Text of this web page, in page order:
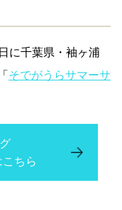
に千葉県・袖ヶ浦
そでがうらサマーサ
ちら